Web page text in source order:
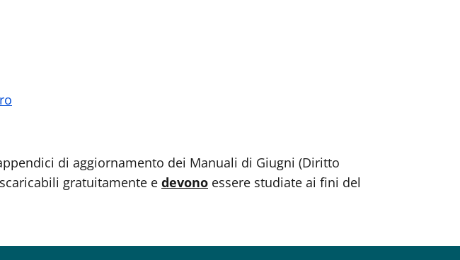
di aggiornamento dei Manuali di Giugni (Diritto
gratuitamente e devono essere studiate ai fini del